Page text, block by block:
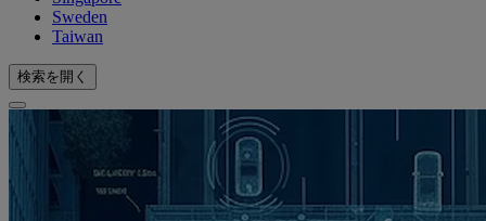
Sweden
Taiwan
検索を開く